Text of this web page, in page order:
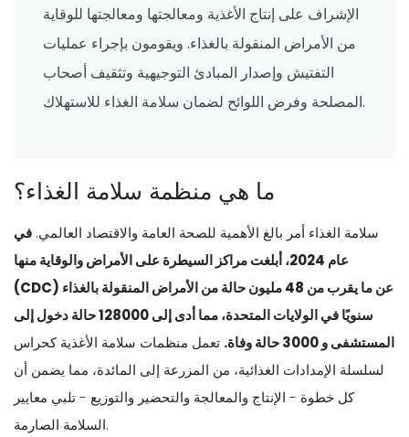
الإشراف على إنتاج الأغذية ومعالجتها ومعالجتها للوقاية
من الأمراض المنقولة بالغذاء. ويقومون بإجراء عمليات
التفتيش وإصدار المبادئ التوجيهية وتثقيف أصحاب
المصلحة وفرض اللوائح لضمان سلامة الغذاء للاستهلاك.
ما هي منظمة سلامة الغذاء؟
سلامة الغذاء أمر بالغ الأهمية للصحة العامة والاقتصاد العالمي. في
عام 2024، أبلغت مراكز السيطرة على الأمراض والوقاية منها
(CDC) عن ما يقرب من 48 مليون
حالة من الأمراض المنقولة بالغذاء
سنويًا في الولايات المتحدة، مما أدى إلى
128000 حالة دخول إلى
المستشفى و 3000 حالة وفاة
. تعمل منظمات سلامة الأغذية كحراس
لسلسلة الإمدادات الغذائية، من المزرعة إلى المائدة، مما يضمن أن
كل خطوة - الإنتاج والمعالجة والتحضير والتوزيع - تلبي معايير
السلامة الصارمة.